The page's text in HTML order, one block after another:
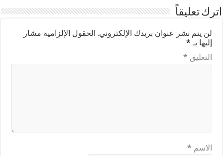
اترك تعليقاً
لن يتم نشر عنوان بريدك الإلكتروني. الحقول الإلزامية مشار
إليها بـ *
التعليق *
الاسم *